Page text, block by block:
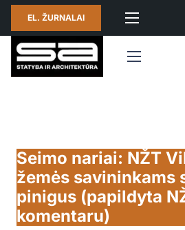
EL. ŽURNALAI
Seimo nariai: NŽT
žemės savininkams
pinigus (papildyta
komentaru)